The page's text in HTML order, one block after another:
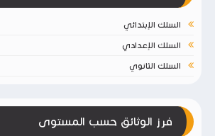
السلك الإبتدائي
السلك الإعدادي
السلك الثانوي
فرز الوثائق حسب المستوى